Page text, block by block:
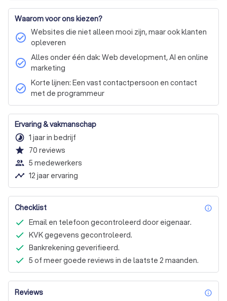
Waarom voor ons kiezen?
check_circle Websites die niet alleen mooi zijn, maar ook klanten
opleveren
check_circle Alles onder één dak: Web development, AI en online
marketing
check_circle Korte lijnen: Een vast contactpersoon en contact
met de programmeur
Ervaring & vakmanschap
timelapse 1 jaar in bedrijf
star 70 reviews
people_outline 5 medewerkers
timeline 12 jaar ervaring
Checklist
Email en telefoon gecontroleerd door eigenaar.
KVK gegevens gecontroleerd.
Bankrekening geverifieerd.
5 of meer goede reviews in de laatste 2 maanden.
Reviews